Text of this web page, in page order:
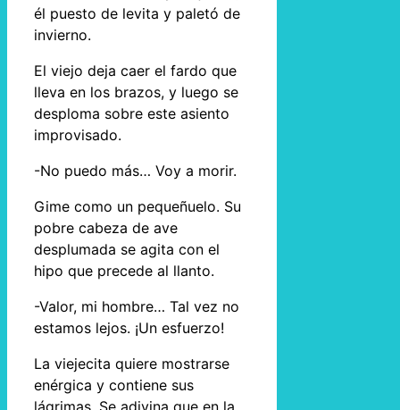
él puesto de levita y paletó de
invierno.
El viejo deja caer el fardo que
lleva en los brazos, y luego se
desploma sobre este asiento
improvisado.
-No puedo más… Voy a morir.
Gime como un pequeñuelo. Su
pobre cabeza de ave
desplumada se agita con el
hipo que precede al llanto.
-Valor, mi hombre… Tal vez no
estamos lejos. ¡Un esfuerzo!
La viejecita quiere mostrarse
enérgica y contiene sus